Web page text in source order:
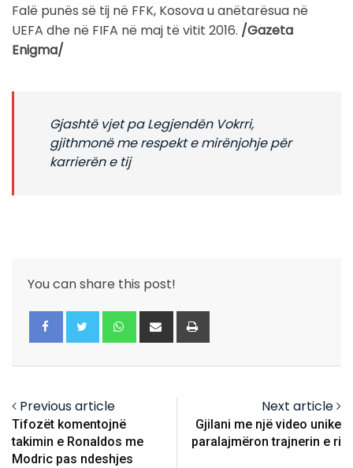
Falë punës së tij në FFK, Kosova u anëtarësua në
UEFA dhe në FIFA në maj të vitit 2016. /Gazeta
Enigma/
Gjashtë vjet pa Legjendën Vokrri,
gjithmonë me respekt e mirënjohje për
karrierën e tij
You can share this post!
Whatsapp
Share
via
Previous article
Tifozët komentojnë
takimin e Ronaldos me
Modric pas ndeshjes
Next article
Gjilani me një video unike
paralajmëron trajnerin e ri